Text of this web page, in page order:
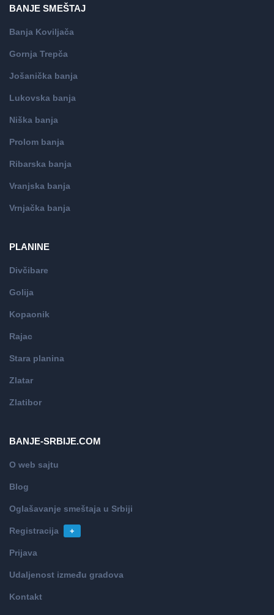
BANJE SMEŠTAJ
Banja Koviljača
Gornja Trepča
Jošanička banja
Lukovska banja
Niška banja
Prolom banja
Ribarska banja
Vranjska banja
Vrnjačka banja
PLANINE
Divčibare
Golija
Kopaonik
Rajac
Stara planina
Zlatar
Zlatibor
BANJE-SRBIJE.COM
O web sajtu
Blog
Oglašavanje smeštaja u Srbiji
Registracija +
Prijava
Udaljenost između gradova
Kontakt